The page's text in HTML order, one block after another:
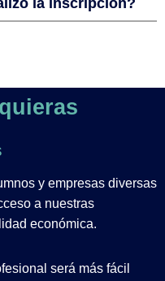
la inscripción?
y empresas diversas
a nuestras
económica.
será más fácil